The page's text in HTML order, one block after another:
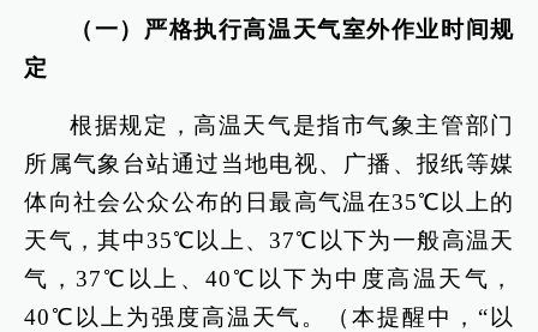
（一）严格执行高温天气室外作业时间规
定
根据规定，高温天气是指市气象主管部门
所属气象台站通过当地电视、广播、报纸等媒
体向社会公众公布的日最高气温在35℃以上的
天气，其中35℃以上、37℃以下为一般高温天
气，37℃以上、40℃以下为中度高温天气，
40℃以上为强度高温天气。（本提醒中，“以